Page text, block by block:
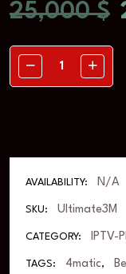
25,000$
AVAILABILITY: N/A
SKU: Ultimate3M
CATEGORY: IPTV-
TAGS: 4matic,